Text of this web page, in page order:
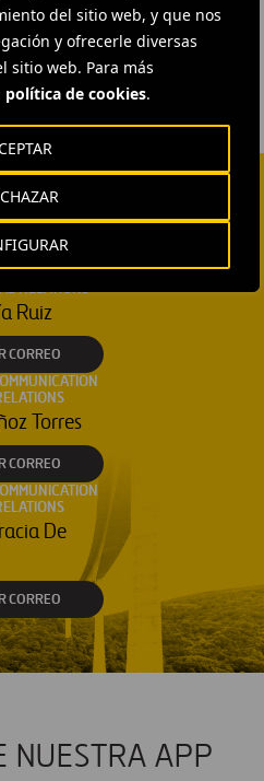
del sitio web, y que nos
y ofrecerle diversas
sitio web. Para más
política de cookies.
AND
RELATIONS
Ruiz
CORREO
Torres
CORREO
De
CORREO
NUESTRA APP